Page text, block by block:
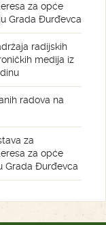
za opće
Grada Đurđevca
radijskih
medija iz
radova na
za
za opće
Grada Đurđevca